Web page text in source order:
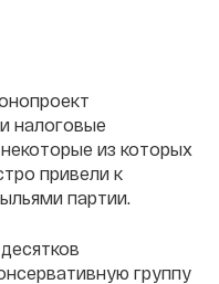
налоговые
из которых
привели к
партии.
группу